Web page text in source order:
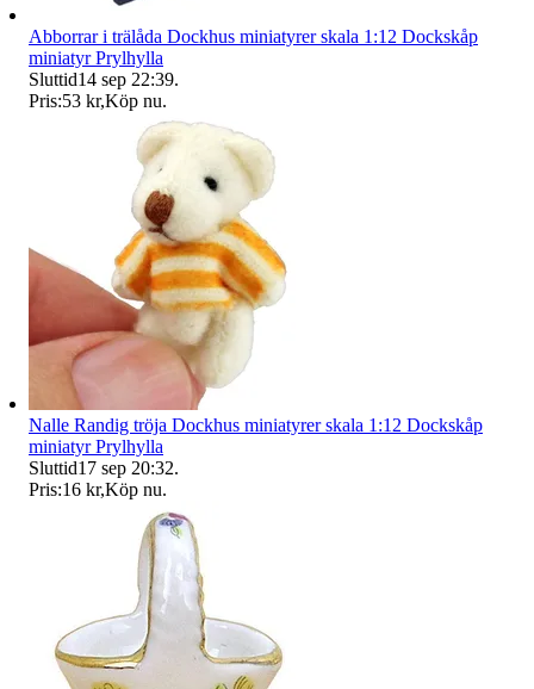
Abborrar i trälåda Dockhus miniatyrer skala 1:12 Dockskåp
miniatyr Prylhylla
Sluttid14 sep 22:39.
Pris:53 kr,Köp nu.
Nalle Randig tröja Dockhus miniatyrer skala 1:12 Dockskåp
miniatyr Prylhylla
Sluttid17 sep 20:32.
Pris:16 kr,Köp nu.